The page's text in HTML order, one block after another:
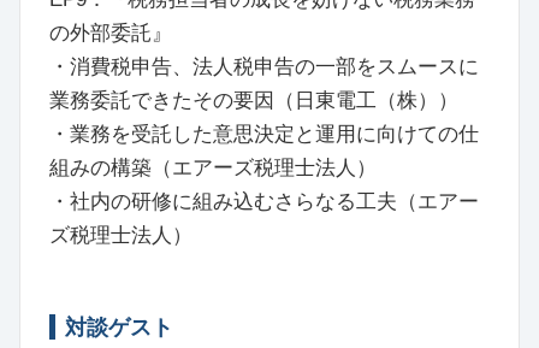
の外部委託』
・消費税申告、法人税申告の一部をスムースに
業務委託できたその要因（日東電工（株））
・業務を受託した意思決定と運用に向けての仕
組みの構築（エアーズ税理士法人）
・社内の研修に組み込むさらなる工夫（エアー
ズ税理士法人）
対談ゲスト